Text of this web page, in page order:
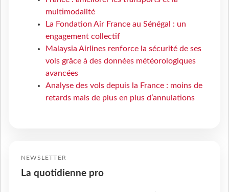
multimodalité
La Fondation Air France au Sénégal : un
engagement collectif
Malaysia Airlines renforce la sécurité de ses
vols grâce à des données météorologiques
avancées
Analyse des vols depuis la France : moins de
retards mais de plus en plus d’annulations
NEWSLETTER
La quotidienne pro